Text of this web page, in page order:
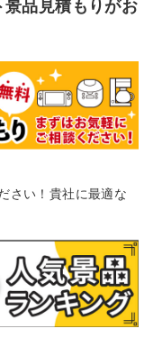
品見積もりがお
さい！貴社に最適な